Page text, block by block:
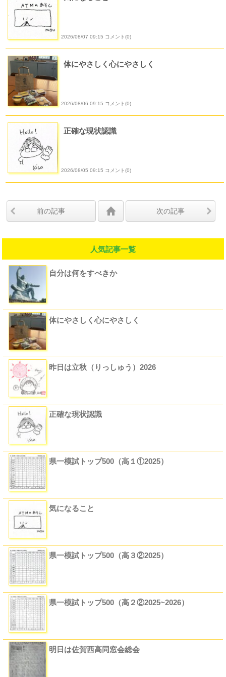
2026/08/07 09:15 コメント(0)
体にやさしく心にやさしく
2026/08/06 09:15 コメント(0)
正確な現状認識
2026/08/05 09:15 コメント(0)
前の記事 次の記事
人気記事一覧
自分は何をすべきか
体にやさしく心にやさしく
昨日は立秋（りっしゅう）2026
正確な現状認識
県一模試トップ500（高１①2025）
気になること
県一模試トップ500（高３②2025）
県一模試トップ500（高２②2025~2026）
明日は佐賀西高同窓会総会